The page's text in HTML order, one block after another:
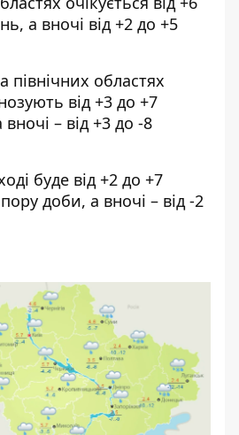
а вночі від +2 до +5
північних областях
від +3 до +7
вночі – від +3 до -8
буде від +2 до +7
пору доби, а вночі – від -2